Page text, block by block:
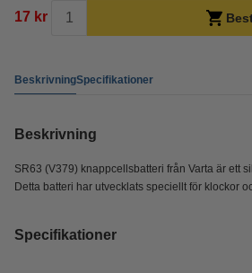
17 kr
BeskrivningSpecifikationer
Beskrivning
SR63 (V379) knappcellsbatteri från Varta är ett
Detta batteri har utvecklats speciellt för klockor
Specifikationer